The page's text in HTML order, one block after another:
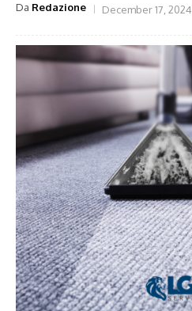
Da Redazione December 17, 2024